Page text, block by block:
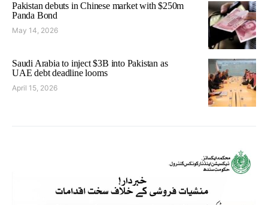
Pakistan debuts in Chinese market with $250m
Panda Bond
May 14, 2026
Saudi Arabia to inject $3B into Pakistan as
UAE debt deadline looms
April 15, 2026